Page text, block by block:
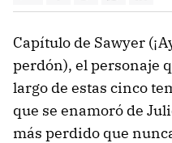
Capítulo de Sawyer
perdón), el personaje
largo de estas cinco
que se enamoró de
más perdido que